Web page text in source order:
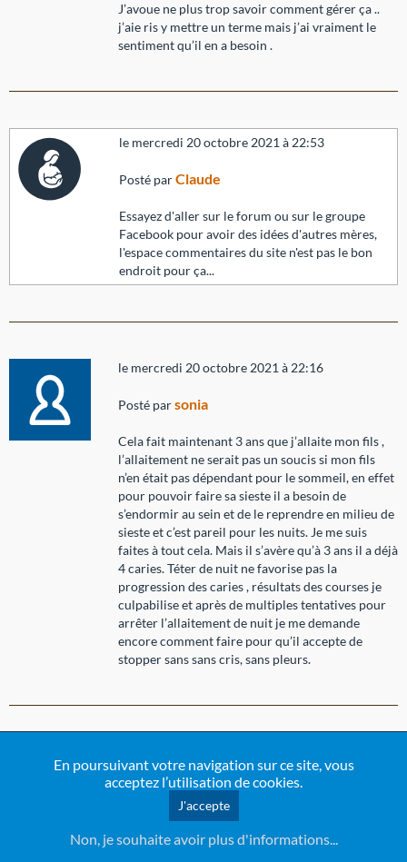
En poursuivant votre navigation sur ce site, vous
acceptez l’utilisation de cookies.
J'accepte
Non, je souhaite avoir plus d'informations...
J’avoue ne plus trop savoir comment gérer ça ..
j’aie ris y mettre un terme mais j’ai vraiment le
sentiment qu’il en a besoin .
le mercredi 20 octobre 2021 à 22:53
Posté parClaude
Essayez d'aller sur le forum ou sur le groupe
Facebook pour avoir des idées d'autres mères,
l'espace commentaires du site n'est pas le bon
endroit pour ça...
le mercredi 20 octobre 2021 à 22:16
Posté parsonia
Cela fait maintenant 3 ans que j’allaite mon fils ,
l’allaitement ne serait pas un soucis si mon fils
n’en était pas dépendant pour le sommeil, en effet
pour pouvoir faire sa sieste il a besoin de
s’endormir au sein et de le reprendre en milieu de
sieste et c’est pareil pour les nuits. Je me suis
faites à tout cela. Mais il s’avère qu’à 3 ans il a déjà
4 caries. Téter de nuit ne favorise pas la
progression des caries , résultats des courses je
culpabilise et après de multiples tentatives pour
arrêter l’allaitement de nuit je me demande
encore comment faire pour qu’il accepte de
stopper sans sans cris, sans pleurs.
Posté parBb
J allaite ma fille de 15 mois, cependant je songe de
plus en plus au sevrage. Il est important d intégrer